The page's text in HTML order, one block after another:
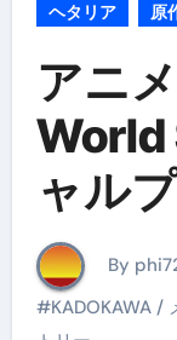
ヘタリア 原
アニ
World
ャル
BOX2
By
#KADOKAWA /